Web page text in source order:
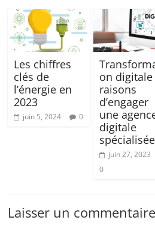
Les chiffres
clés de
l’énergie en
2023
juin 5, 2024 0
on digitale
raisons
d’engager
une
digitale
spécialisée
juin 27, 2023
0
Laisser un commentaire